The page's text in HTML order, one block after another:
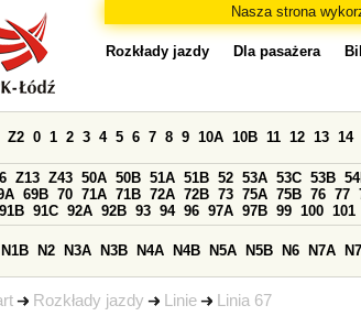
Nasza strona
Rozkłady jazdy Linie Linia 67
Rozkłady jazdy Dla pasażera
Z2 0 1 2 3 4 5 6 7 8 9 10A 10B 11 12 13 14
Z13 Z43 50A 50B 51A 51B 52 53A 53C 53B
69B 70 71A 71B 72A 72B 73 75A 75B 76 77
91B 91C 92A 92B 93 94 96 97A 97B 99 100 101
N1B N2 N3A N3B N4A N4B N5A N5B N6 N7A